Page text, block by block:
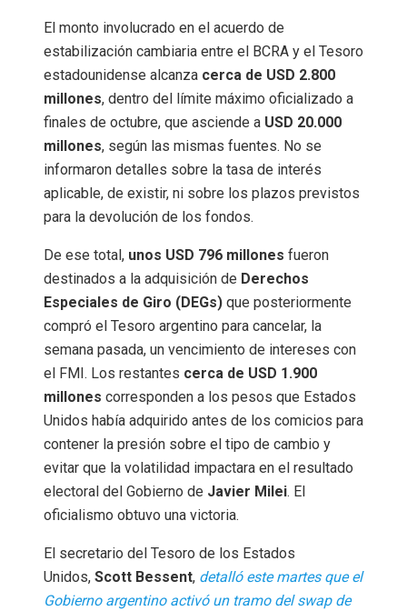
El monto involucrado en el acuerdo de
estabilización cambiaria entre el BCRA y el Tesoro
estadounidense alcanza cerca de USD 2.800
millones, dentro del límite máximo oficializado a
finales de octubre, que asciende a USD 20.000
millones, según las mismas fuentes. No se
informaron detalles sobre la tasa de interés
aplicable, de existir, ni sobre los plazos previstos
para la devolución de los fondos.
De ese total, unos USD 796 millones fueron
destinados a la adquisición de Derechos
Especiales de Giro (DEGs) que posteriormente
compró el Tesoro argentino para cancelar, la
semana pasada, un vencimiento de intereses con
el FMI. Los restantes cerca de USD 1.900
millones corresponden a los pesos que Estados
Unidos había adquirido antes de los comicios para
contener la presión sobre el tipo de cambio y
evitar que la volatilidad impactara en el resultado
electoral del Gobierno de Javier Milei. El
oficialismo obtuvo una victoria.
El secretario del Tesoro de los Estados
Unidos, Scott Bessent, detalló este martes que el
Gobierno argentino activó un tramo del swap de